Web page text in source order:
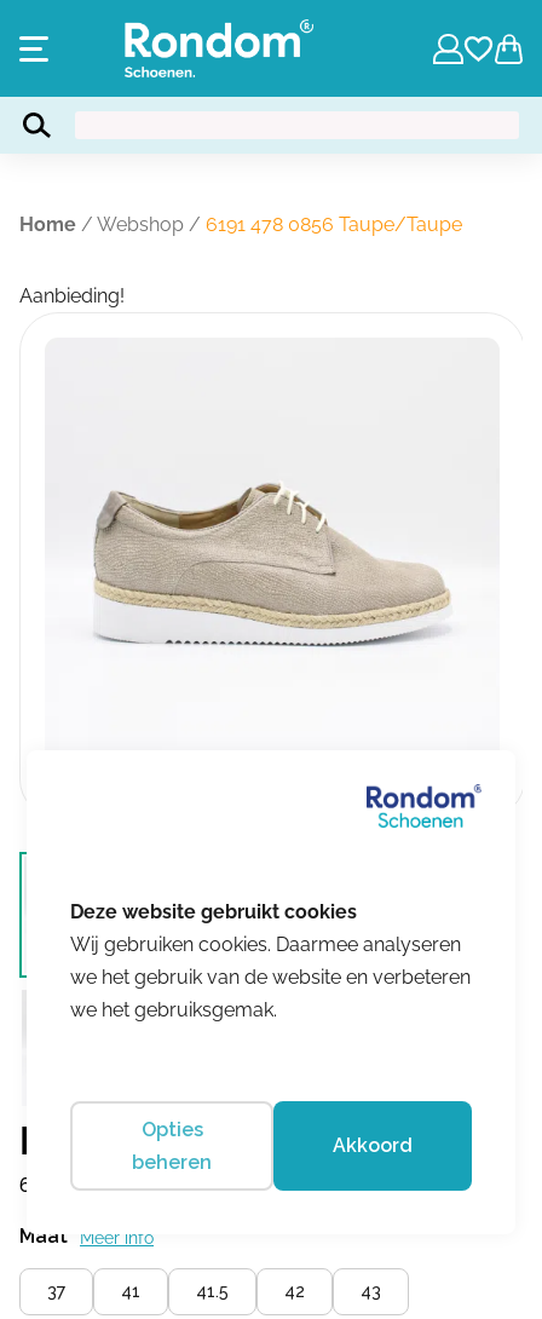
Home / Webshop / 6191 478 0856 Taupe/Taupe
Aanbieding!
Durea
6191 478 0856 Taupe/Taupe
Maat Meer info
37 41 41.5 42 43
Wij gebruiken cookies. Daarmee analyseren
we het gebruik van de website en verbeteren
we het gebruiksgemak.
Opties
beheren
Akkoord